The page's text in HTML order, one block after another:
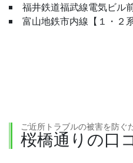
福井鉄道福武線電気ビル
富山地鉄市内線【１・２
ご近所トラブルの被害を防ぐ
桜橋通りの口